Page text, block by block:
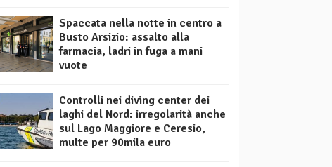
Spaccata nella notte in centro a
Busto Arsizio: assalto alla
farmacia, ladri in fuga a mani
vuote
Controlli nei diving center dei
laghi del Nord: irregolarità anche
sul Lago Maggiore e Ceresio,
multe per 90mila euro